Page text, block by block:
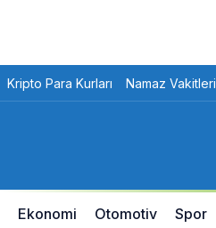
Kripto Para Kurları Namaz Vakitleri
Ekonomi Otomotiv Spor